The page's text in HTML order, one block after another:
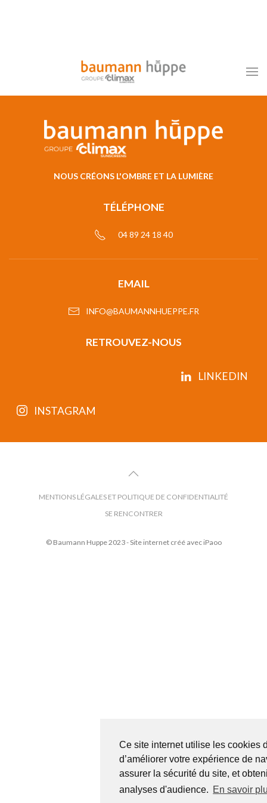
Ce site internet utilise les cookies
d’améliorer votre expérience de
assurer la sécurité du site, et
analyses d'audience. En savoir
NOUS CRÉONS L'OMBRE ET LA LUMIÈRE
TÉLÉPHONE
04 89 24 18 40
EMAIL
INFO@BAUMANNHUEPPE.FR
RETROUVEZ-NOUS
LINKEDIN
INSTAGRAM
MENTIONS LÉGALES ET POLITIQUE DE CONFIDENTIALITÉ
SE RENCONTRER
© Baumann Huppe 2023 - Site internet créé avec iPaoo